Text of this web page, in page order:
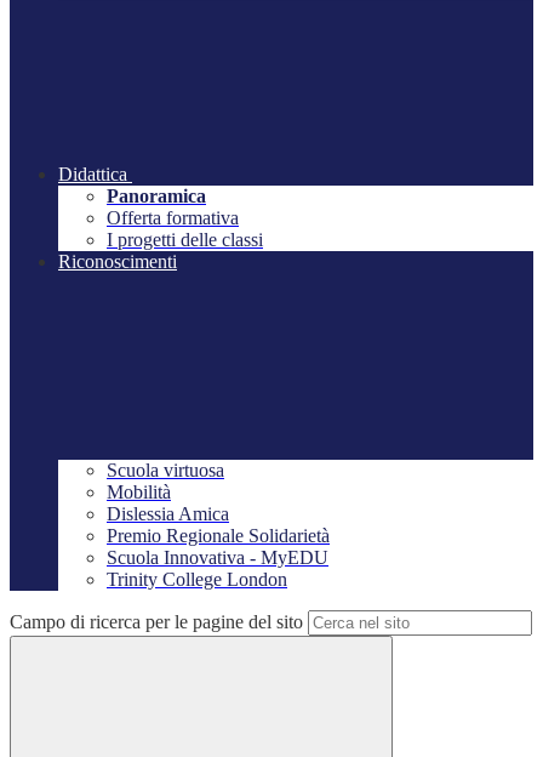
Didattica
Panoramica
Offerta formativa
I progetti delle classi
Riconoscimenti
Scuola virtuosa
Mobilità
Dislessia Amica
Premio Regionale Solidarietà
Scuola Innovativa - MyEDU
Trinity College London
Campo di ricerca per le pagine del sito